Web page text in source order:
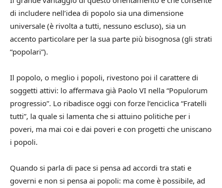
di includere nell’idea di popolo sia una dimensione
universale (è rivolta a tutti, nessuno escluso), sia un
accento particolare per la sua parte più bisognosa (gli strati
“popolari”).
Il popolo, o meglio i popoli, rivestono poi il carattere di
soggetti attivi: lo affermava già Paolo VI nella “Populorum
progressio”. Lo ribadisce oggi con forze l’enciclica “Fratelli
tutti”, la quale si lamenta che si attuino politiche per i
poveri, ma mai coi e dai poveri e con progetti che uniscano
i popoli.
Quando si parla di pace si pensa ad accordi tra stati e
governi e non si pensa ai popoli: ma come è possibile, ad